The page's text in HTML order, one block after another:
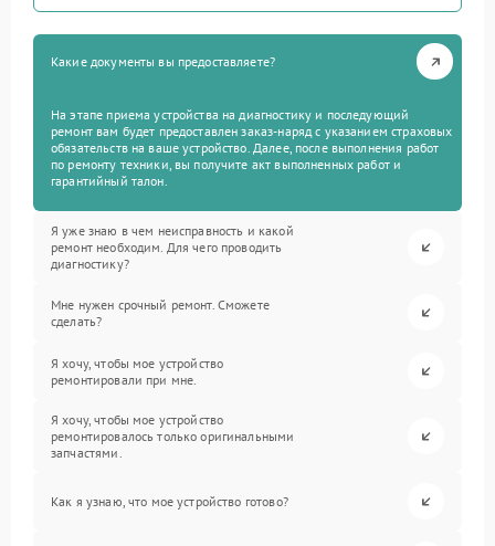
Какие документы вы предоставляете?
На этапе приема устройства на диагностику и последующий
ремонт вам будет предоставлен заказ-наряд с указанием страховых
обязательств на ваше устройство. Далее, после выполнения работ
по ремонту техники, вы получите акт выполненных работ и
гарантийный талон.
Я уже знаю в чем неисправность и какой
ремонт необходим. Для чего проводить
диагностику?
Мне нужен срочный ремонт. Сможете
сделать?
Я хочу, чтобы мое устройство
ремонтировали при мне.
Я хочу, чтобы мое устройство
ремонтировалось только оригинальными
запчастями.
Как я узнаю, что мое устройство готово?